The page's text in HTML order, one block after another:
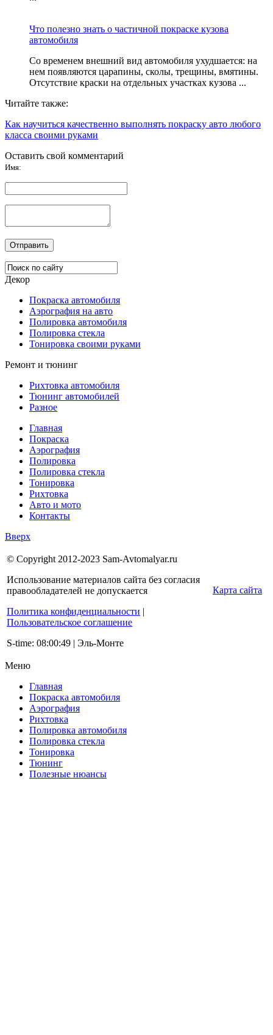
Что полезно знать о частичной покраске кузова
автомобиля
Со временем внешний вид автомобиля ухудшается: на
нем появляются царапины, сколы, трещины, вмятины.
Отсутствие краски на отдельных участках кузова ...
Читайте также:
Как научиться качественно выполнять покраску авто любого
класса своими руками
Оставить свой комментарий
Имя:
Декор
Покраска автомобиля
Аэрография на авто
Полировка автомобиля
Полировка стекла
Тонировка своими руками
Ремонт и тюнинг
Рихтовка автомобиля
Тюнинг автомобилей
Разное
Главная
Покраска
Аэрография
Полировка
Полировка стекла
Тонировка
Рихтовка
Авто и мото
Контакты
Вверх
© Copyright 2012-2023 Sam-Avtomalyar.ru
Использование материалов сайта без согласия
правообладателей не допускается
Политика конфиденциальности |
Пользовательское соглашение
S-time: 08:00:49 | Эль-Монте
Карта сайта
Меню
Главная
Покраска автомобиля
Аэрография
Рихтовка
Полировка автомобиля
Полировка стекла
Тонировка
Тюнинг
Полезные нюансы